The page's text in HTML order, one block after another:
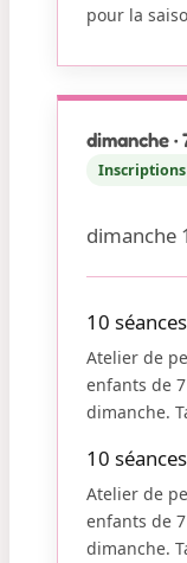
pour la
dimanche ·
dimanche
10 séances
Atelier de
enfants de
dimanche.
10 séances
Atelier de
enfants de
dimanche.